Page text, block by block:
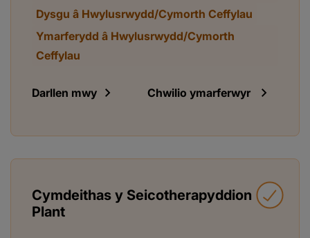
Dysgu â Hwylusrwydd/Cymorth Ceffylau
Ymarferydd â Hwylusrwydd/Cymorth
Ceffylau
Darllen mwy Chwilio ymarferwyr
Cymdeithas y Seicotherapyddion
Plant